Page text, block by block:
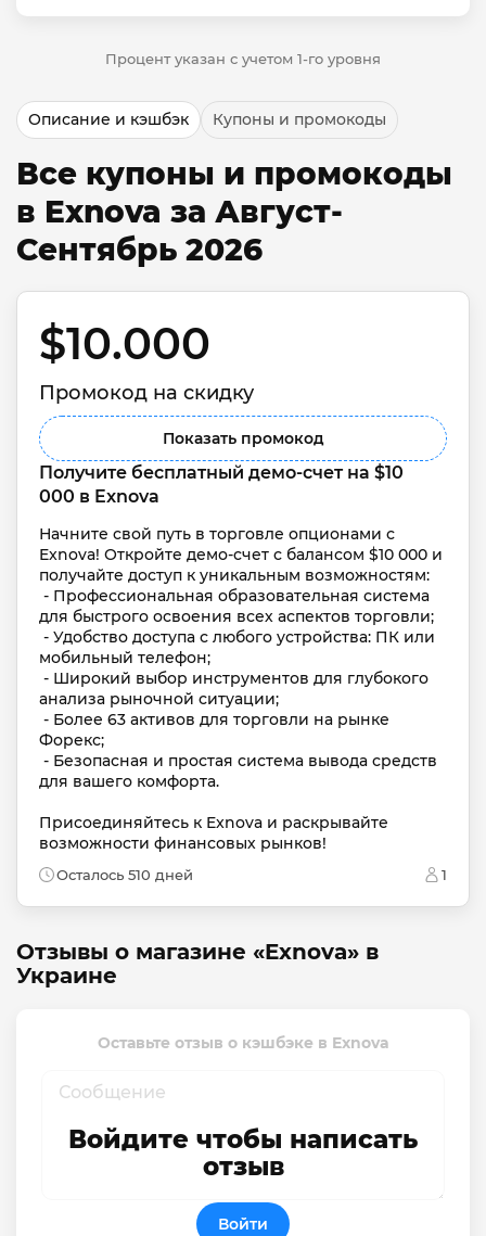
Процент указан с учетом 1-го уровня
Описание и кэшбэк Купоны и промокоды
Все купоны и промокоды
в Exnova за Август-
Сентябрь 2026
$10.000
Промокод на скидку
Показать промокод
Получите бесплатный демо-счет на $10
000 в Exnova
Начните свой путь в торговле опционами с
Exnova! Откройте демо-счет с балансом $10 000 и
получайте доступ к уникальным возможностям:
для быстрого освоения всех аспектов торговли;
мобильный телефон;
анализа рыночной ситуации;
Форекс;
для вашего комфорта.
Присоединяйтесь к Exnova и раскрывайте
возможности финансовых рынков!
Осталось 510 дней 1
Отзывы о магазине «Exnova» в
Украине
Оставьте отзыв о кэшбэке в Exnova
Войдите чтобы написать
отзыв
Войти